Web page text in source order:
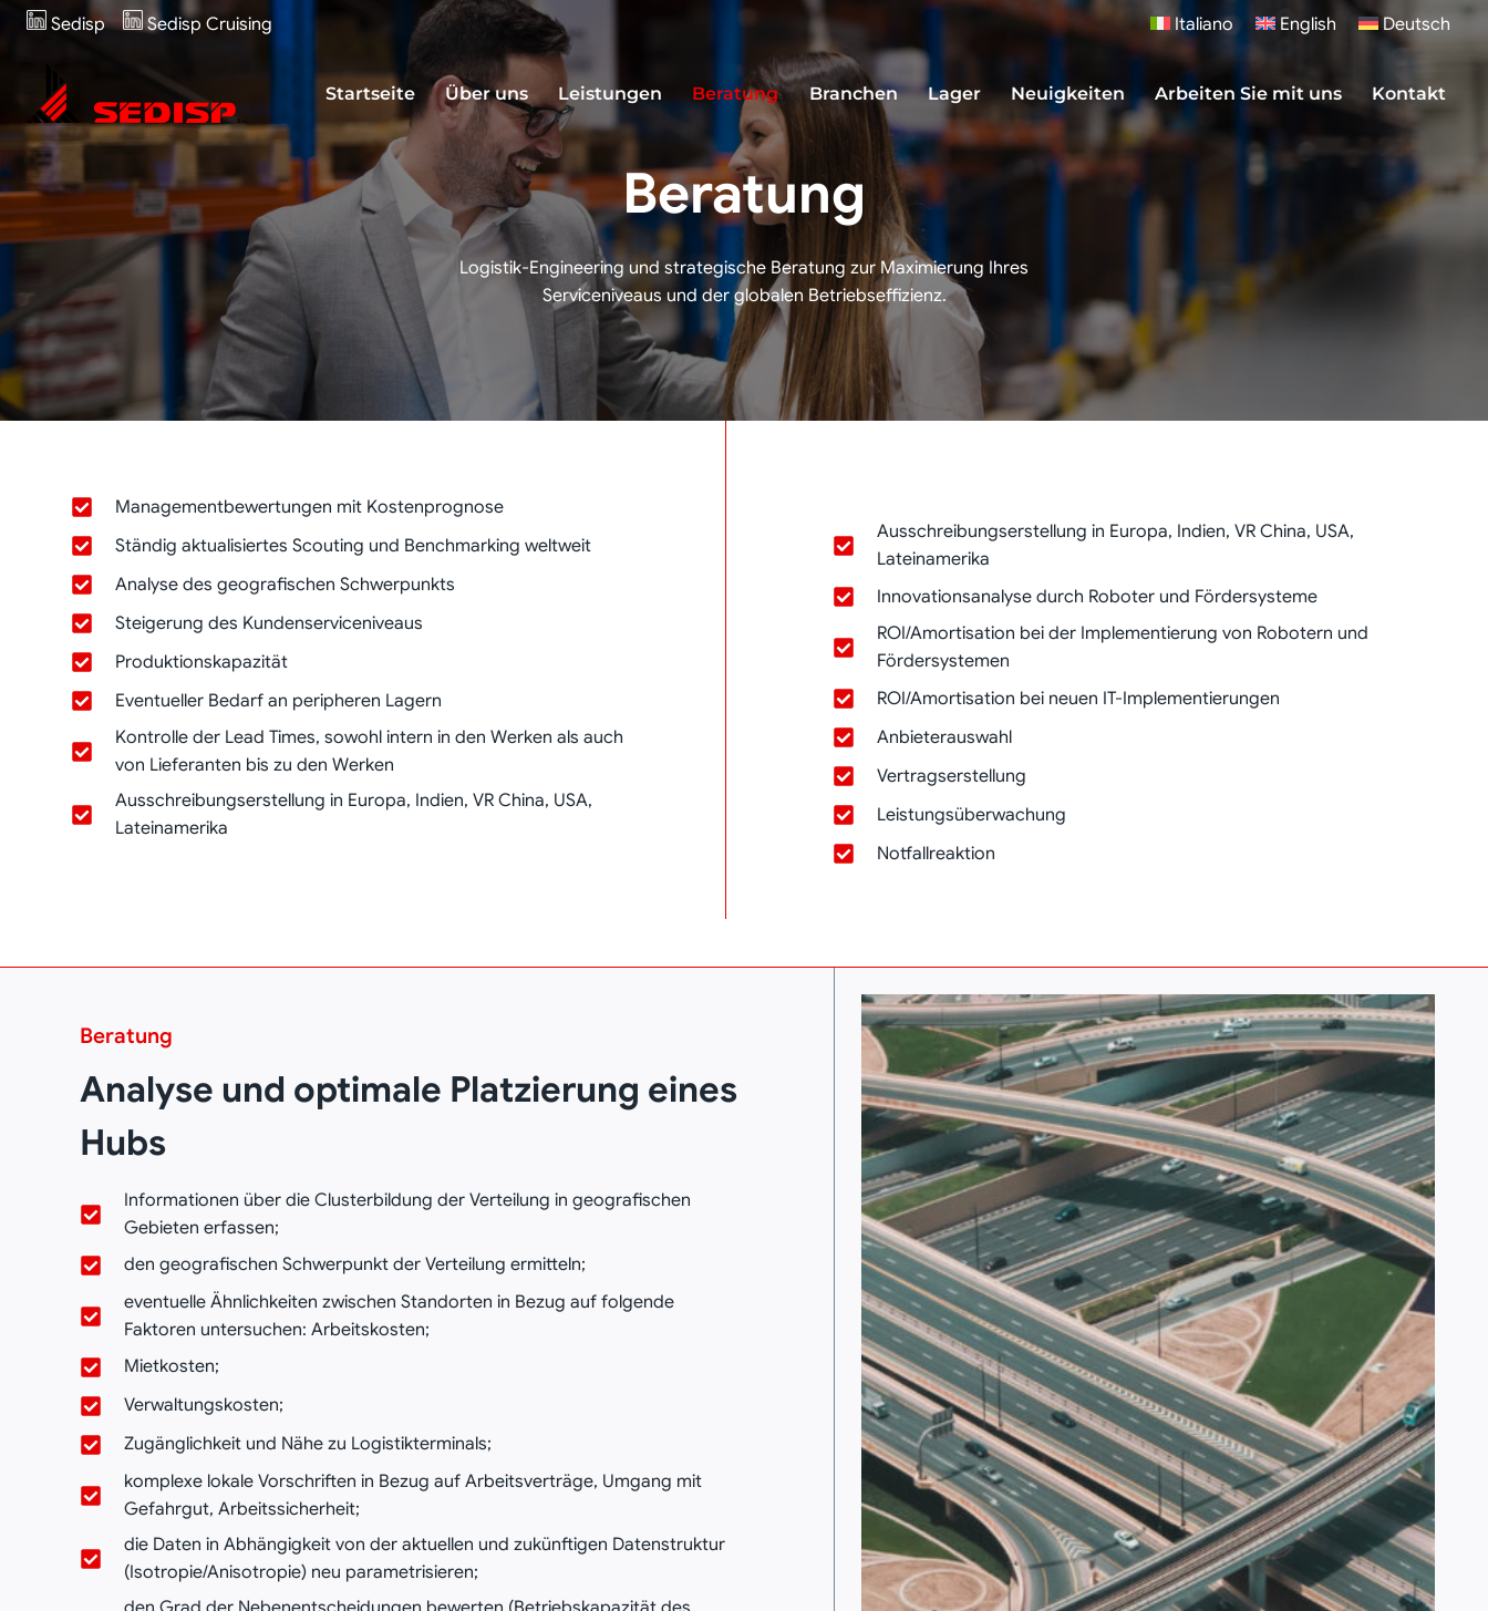
Zum
Sedisp Sedisp Cruising Italiano English Deutsch
Startseite Über uns Leistungen Beratung Branchen Lager Neuigkeiten Arbeiten Sie mit uns Kontakt
Beratung
Logistik-Engineering und strategische Beratung zur Maximierung Ihres
Serviceniveaus und der globalen Betriebseffizienz.
Managementbewertungen mit Kostenprognose
Ständig aktualisiertes Scouting und Benchmarking weltweit
Analyse des geografischen Schwerpunkts
Steigerung des Kundenserviceniveaus
Produktionskapazität
Eventueller Bedarf an peripheren Lagern
Kontrolle der Lead Times, sowohl intern in den Werken als auch
von Lieferanten bis zu den Werken
Ausschreibungserstellung in Europa, Indien, VR China, USA,
Lateinamerika
Ausschreibungserstellung in Europa, Indien, VR China, USA,
Lateinamerika
Innovationsanalyse durch Roboter und Fördersysteme
ROI/Amortisation bei der Implementierung von Robotern und
Fördersystemen
ROI/Amortisation bei neuen IT-Implementierungen
Anbieterauswahl
Vertragserstellung
Leistungsüberwachung
Notfallreaktion
Beratung
Analyse und optimale Platzierung eines
Hubs
Informationen über die Clusterbildung der Verteilung in geografischen
Gebieten erfassen;
den geografischen Schwerpunkt der Verteilung ermitteln;
eventuelle Ähnlichkeiten zwischen Standorten in Bezug auf folgende
Faktoren untersuchen: Arbeitskosten;
Mietkosten;
Verwaltungskosten;
Zugänglichkeit und Nähe zu Logistikterminals;
komplexe lokale Vorschriften in Bezug auf Arbeitsverträge, Umgang mit
Gefahrgut, Arbeitssicherheit;
die Daten in Abhängigkeit von der aktuellen und zukünftigen Datenstruktur
(Isotropie/Anisotropie) neu parametrisieren;